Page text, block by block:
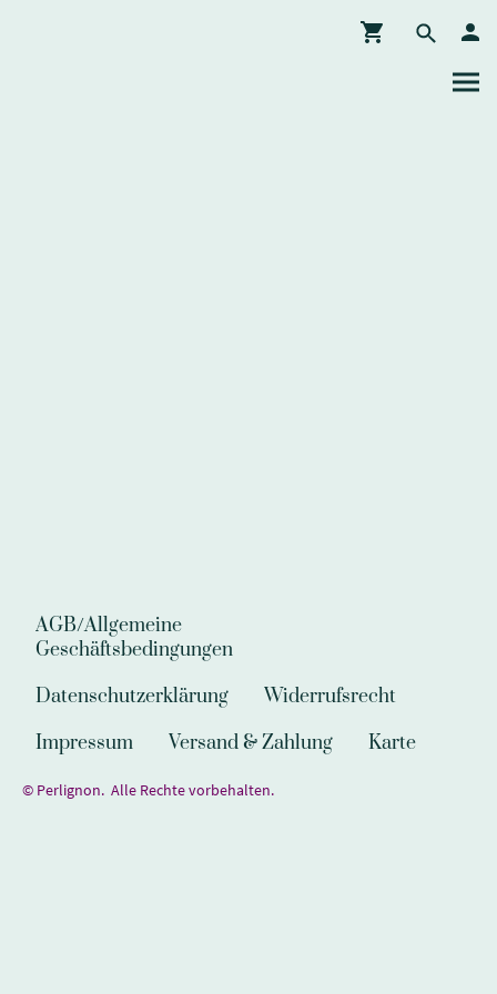
AGB/Allgemeine
Geschäftsbedingungen
Datenschutzerklärung
Widerrufsrecht
Impressum
Versand & Zahlung Karte
© Perlignon. Alle Rechte vorbehalten.